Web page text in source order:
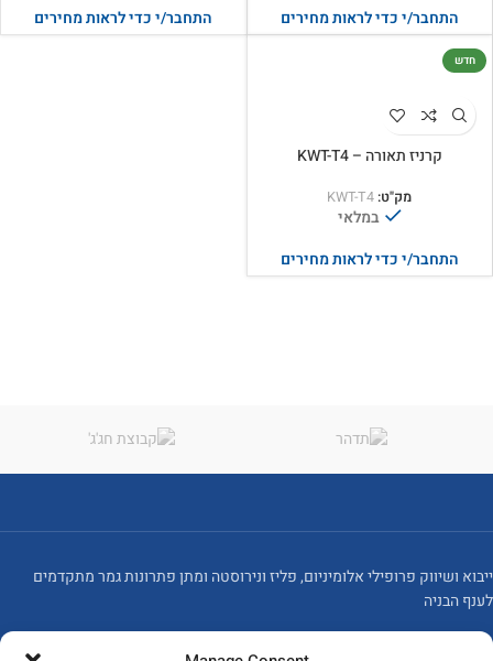
התחבר/י כדי לראות מחירים
התחבר/י כדי לראות מחירים
חדש
קרניז תאורה – KWT-T4
מק"ט: KWT-T4
במלאי
התחבר/י כדי לראות מחירים
ייבוא ושיווק פרופילי אלומיניום, פליז ונירוסטה ומתן פתרונות גמר מתקדמים
לענף הבניה